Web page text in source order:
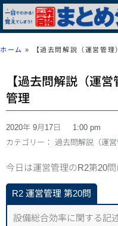
ホーム » 【過去問解説（運営管
【過去問解説（運
管理
2020年 9月17日
1:00 pm
カテゴリー： 過去問解説（運営
今日は運営管理のR2第20問
R2 運営管理 第20問
設備総合効率に関する記